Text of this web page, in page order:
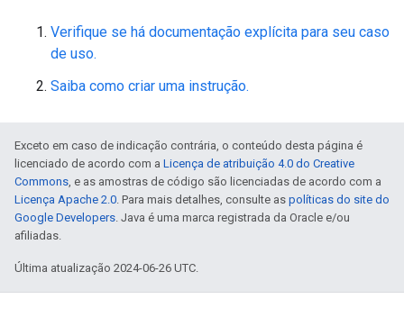
Verifique se há documentação explícita para seu caso
de uso.
Saiba como criar uma instrução.
Exceto em caso de indicação contrária, o conteúdo desta página é
licenciado de acordo com a Licença de atribuição 4.0 do Creative
Commons, e as amostras de código são licenciadas de acordo com a
Licença Apache 2.0. Para mais detalhes, consulte as políticas do site do
Google Developers. Java é uma marca registrada da Oracle e/ou
afiliadas.
Última atualização 2024-06-26 UTC.